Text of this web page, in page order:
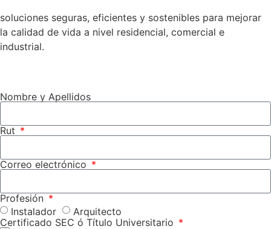
soluciones seguras, eficientes y sostenibles para mejorar
la calidad de vida a nivel residencial, comercial e
industrial.
Nombre y Apellidos
Rut
Correo electrónico
Profesión
Instalador
Arquitecto
Certificado SEC ó Título Universitario